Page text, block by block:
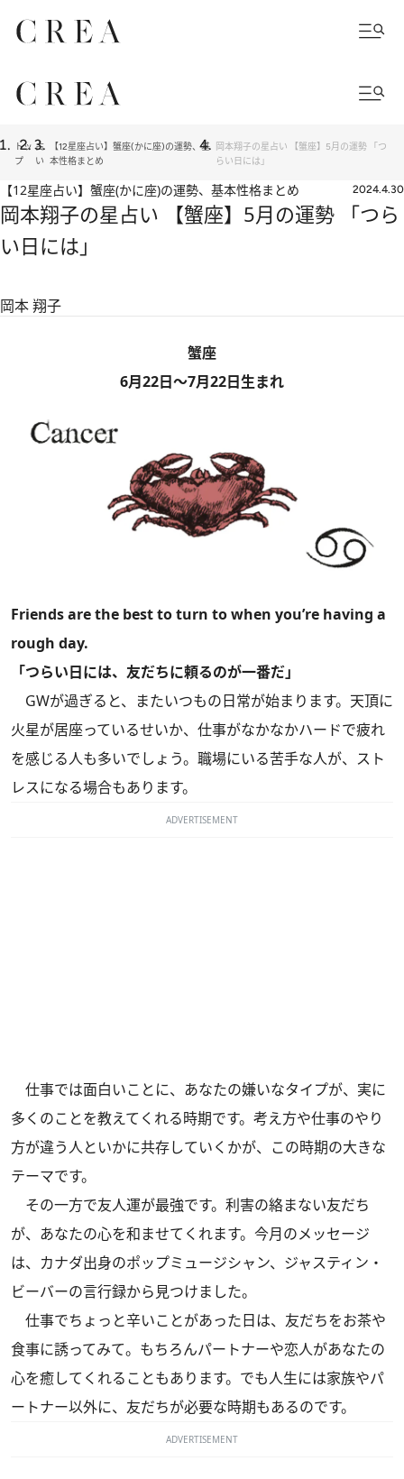
トッ
プ
占
い
【12星座占い】蟹座(かに座)の運勢、基
本性格まとめ
岡本翔子の星占い 【蟹座】5月の運勢 「つ
らい日には」
【12星座占い】蟹座(かに座)の運勢、基本性格まとめ 2024.4.30
岡本翔子の星占い 【蟹座】5月の運勢 「つら
い日には」
岡本 翔子
蟹座
6月22日～7月22日生まれ
Friends are the best to turn to when you’re having a
rough day.
「つらい日には、友だちに頼るのが一番だ」
GWが過ぎると、またいつもの日常が始まります。天頂に
火星が居座っているせいか、仕事がなかなかハードで疲れ
を感じる人も多いでしょう。職場にいる苦手な人が、スト
レスになる場合もあります。
ADVERTISEMENT
仕事では面白いことに、あなたの嫌いなタイプが、実に
多くのことを教えてくれる時期です。考え方や仕事のやり
方が違う人といかに共存していくかが、この時期の大きな
テーマです。
その一方で友人運が最強です。利害の絡まない友だち
が、あなたの心を和ませてくれます。今月のメッセージ
は、カナダ出身のポップミュージシャン、ジャスティン・
ビーバーの言行録から見つけました。
仕事でちょっと辛いことがあった日は、友だちをお茶や
食事に誘ってみて。もちろんパートナーや恋人があなたの
心を癒してくれることもあります。でも人生には家族やパ
ートナー以外に、友だちが必要な時期もあるのです。
ADVERTISEMENT